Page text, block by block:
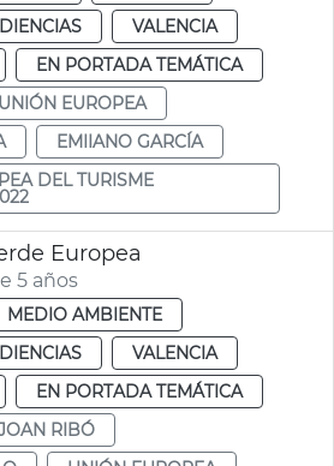
VALENCIA
EN PORTADA TEMÁTICA
UNIÓN EUROPEA
EMIIANO GARCÍA
DEL TURISME
Europea
5 años
MEDIO AMBIENTE
VALENCIA
EN PORTADA TEMÁTICA
RIBÓ